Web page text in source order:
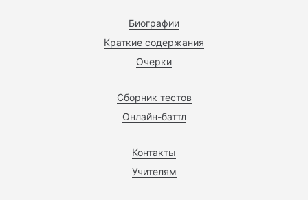
Биографии
Краткие содержания
Очерки
Сборник тестов
Онлайн-баттл
Контакты
Учителям